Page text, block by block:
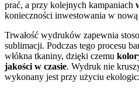
prać, a przy kolejnych kampaniach
konieczności inwestowania w
Trwałość wydruków zapewnia
sublimacji. Podczas tego procesu
włókna tkaniny, dzięki czemu
jakości w czasie. Wydruk nie
wykonany jest przy użyciu